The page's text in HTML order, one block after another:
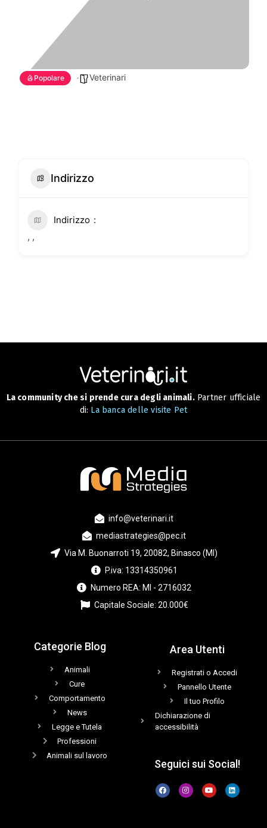
Popolare Veterinari
Indirizzo
Indirizzo
, ,
La community che si prende cura degli animali.Partner ufficiale
di: La banca delle visite Pet
info@veterinari.it
mediastrategies@pec.it
Via M. Buonarroti 19, 20082, Binasco (MI)
P.iva: 13314350961
Numero REA: MI - 2716032
Capitale Sociale: 20.000€
Categorie Blog
Animali
Cure
Comportamento
News
Legge e Tutela
Professioni
Animali sul lavoro
Area Utenti
Registrati o Accedi
Pannello Utente
Il tuo Profilo
Dichiarazione di
accessibilità
Seguici sui Social!